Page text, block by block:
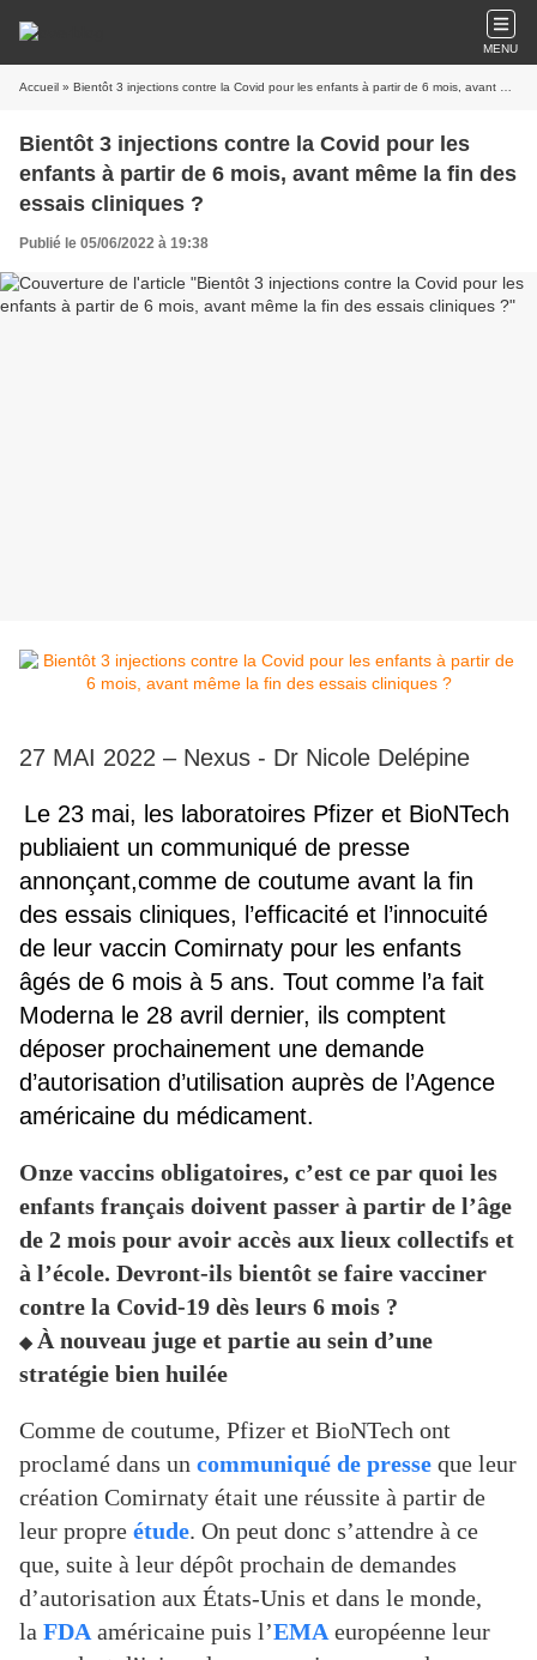
MENU
Accueil » Bientôt 3 injections contre la Covid pour les enfants à partir de 6 mois, avant même la fin des essais cliniques ?
Bientôt 3 injections contre la Covid pour les
enfants à partir de 6 mois, avant même la fin des
essais cliniques ?
Publié le 05/06/2022 à 19:38
27 MAI 2022 – Nexus - Dr Nicole Delépine
Le 23 mai, les laboratoires Pfizer et BioNTech
publiaient un communiqué de presse
annonçant,comme de coutume avant la fin
des essais cliniques, l’efficacité et l’innocuité
de leur vaccin Comirnaty pour les enfants
âgés de 6 mois à 5 ans. Tout comme l’a fait
Moderna le 28 avril dernier, ils comptent
déposer prochainement une demande
d’autorisation d’utilisation auprès de l’Agence
américaine du médicament.
Onze vaccins obligatoires, c’est ce par quoi les
enfants français doivent passer à partir de l’âge
de 2 mois pour avoir accès aux lieux collectifs et
à l’école. Devront-ils bientôt se faire vacciner
contre la Covid-19 dès leurs 6 mois ?
◆ À nouveau juge et partie au sein d’une
stratégie bien huilée
Comme de coutume, Pfizer et BioNTech ont
proclamé dans un communiqué de presse que leur
création Comirnaty était une réussite à partir de
leur propre étude. On peut donc s’attendre à ce
que, suite à leur dépôt prochain de demandes
d’autorisation aux États-Unis et dans le monde,
la FDA américaine puis l’EMA européenne leur